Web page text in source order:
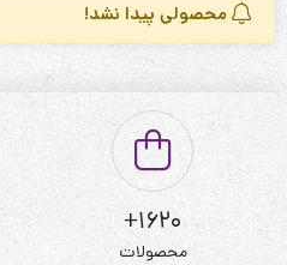
محصولی پیدا نشد!
1620+
محصولات